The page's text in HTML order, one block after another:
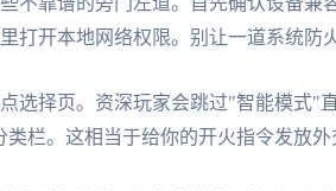
打开本地网络权限。别让一道系统防
选择页。资深玩家会跳过"智能模式"
类栏。这相当于给你的开火指令发放